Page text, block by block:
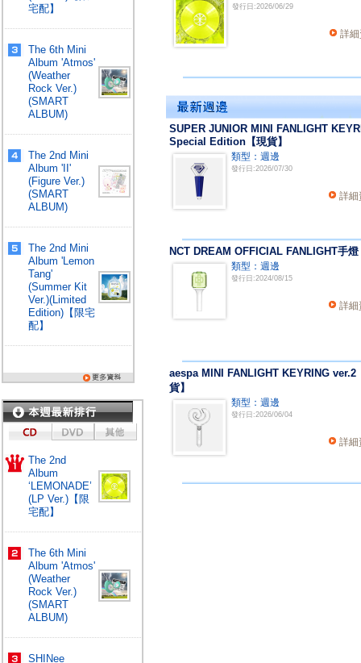
宅配】
The 6th Mini
Album 'Atmos'
(Weather
Rock Ver.)
(SMART
ALBUM)
The 2nd Mini
Album 'II'
(Figure Ver.)
(SMART
ALBUM)
The 2nd Mini
Album 'Lemon
Tang'
(Summer Kit
Ver.)(Limited
Edition)【限宅
配】
The 2nd
Album
‘LEMONADE’
(LP Ver.)【限
宅配】
The 6th Mini
Album 'Atmos'
(Weather
Rock Ver.)
(SMART
ALBUM)
SHINee
發行日:2026/06/29
詳
SUPER JUNIOR MINI FANLIGHT
Special Edition【現貨】
類型：週邊
發行日:2026/07/30
詳細
NCT DREAM OFFICIAL FANLIGHT手燈
類型：週邊
發行日:2024/08/15
詳細
aespa MINI FANLIGHT KEYRING ver.2
貨】
類型：週邊
發行日:2026/06/04
詳細